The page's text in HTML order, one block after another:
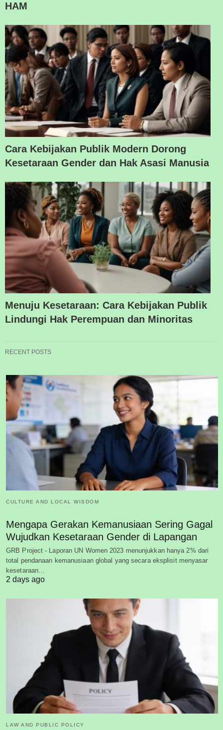
HAM
Cara Kebijakan Publik Modern Dorong
Kesetaraan Gender dan Hak Asasi Manusia
Menuju Kesetaraan: Cara Kebijakan Publik
Lindungi Hak Perempuan dan Minoritas
RECENT POSTS
CULTURE AND LOCAL WISDOM
Mengapa Gerakan Kemanusiaan Sering Gagal
Wujudkan Kesetaraan Gender di Lapangan
GRB Project - Laporan UN Women 2023 menunjukkan hanya 2% dari
total pendanaan kemanusiaan global yang secara eksplisit menyasar
kesetaraan…
2 days ago
LAW AND PUBLIC POLICY